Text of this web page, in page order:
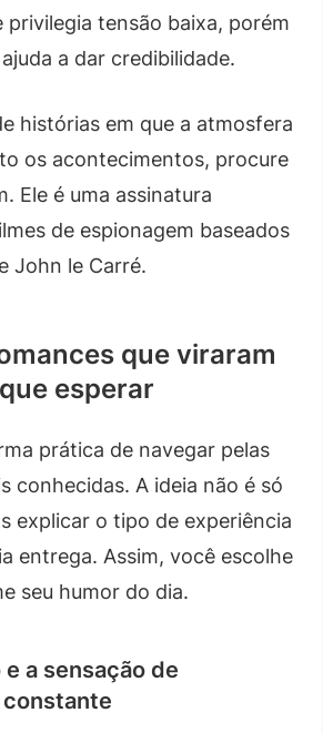
privilegia tensão baixa, porém
a dar credibilidade.
histórias em que a atmosfera
os acontecimentos, procure
Ele é uma assinatura
de espionagem baseados
John le Carré.
que viraram
esperar
prática de navegar pelas
conhecidas. A ideia não é só
explicar o tipo de experiência
entrega. Assim, você escolhe
seu humor do dia.
a sensação de